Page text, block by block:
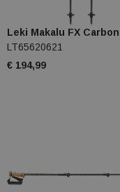
Leki Makalu FX Carbon
LT65620621
€ 194,99